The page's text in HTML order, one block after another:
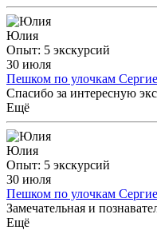
Юлия
Опыт: 5 экскурсий
30 июля
Пешком по улочкам
Спасибо за интересную
Ещё
Юлия
Опыт: 5 экскурсий
30 июля
Пешком по улочкам
Замечательная и
Ещё